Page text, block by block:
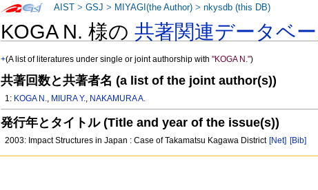
KOGA N. 様の共著関連データベ
+(A list of literatures under single or joint authorship with"KOGA N.")
共著回数と共著者名 (a list of the joint author(s))
1: KOGA N., MIURA Y., NAKAMURA A.
発行年とタイトル (Title and year of the issue(s))
2003: Impact Structures in Japan : Case of Takamatsu Kagawa District [Net] [Bib]
AIST >GSJ > MIYAGI(the Author) >nkysdb (this DB)